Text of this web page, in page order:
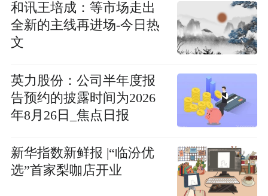
和讯王培成：等市场走出
全新的主线再进场-今日热
文
英力股份：公司半年度报
告预约的披露时间为2026
年8月26日_焦点日报
新华指数新鲜报 |“临汾优
选”首家梨咖店开业